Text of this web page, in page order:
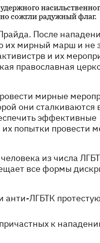
сожгли радужный флаг.
После
их мирный марш и не
и их
православная
мирные
они сталкиваются
эффективные
попытки провести
из числа
все формы
анти-ЛГБТК
к